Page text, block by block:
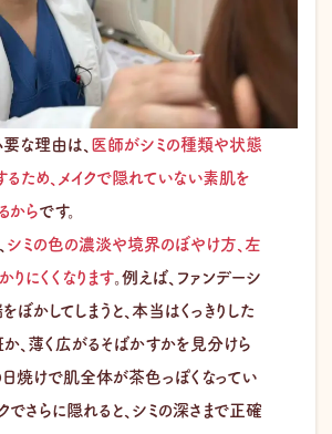
な理由は、 医師がシミの種類や状態
るため、メイクで隠れていない素肌を
からです。
シミの色の濃淡や境界のぼやけ方、左
にくくなります。例えば、ファンデーシ
ぼかしてしまうと、本当はくっきりした
、薄く広がるそばかすかを見分けら
日焼けで肌全体が茶色っぽくなってい
でさらに隠れると、シミの深さまで正確